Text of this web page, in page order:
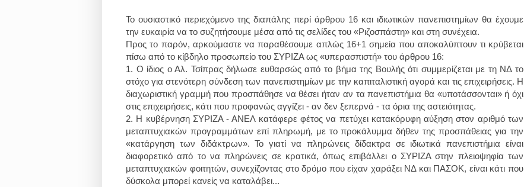
Το ουσιαστικό περιεχόμενο της διαπάλης περί άρθρου 16 και ιδιωτικών πανεπιστημίων θα έχουμε
την ευκαιρία να το συζητήσουμε μέσα από τις σελίδες του «Ριζοσπάστη» και στη συνέχεια.
Προς το παρόν, αρκούμαστε να παραθέσουμε απλώς 16+1 σημεία που αποκαλύπτουν τι κρύβεται
πίσω από το κίβδηλο προσωπείο του ΣΥΡΙΖΑ ως «υπερασπιστή» του άρθρου 16:
1. Ο ίδιος ο Αλ. Τσίπρας δήλωσε ευθαρσώς από το βήμα της Βουλής ότι συμμερίζεται με τη ΝΔ το
στόχο για στενότερη σύνδεση των πανεπιστημίων με την καπιταλιστική αγορά και τις επιχειρήσεις. Η
διαχωριστική γραμμή που προσπάθησε να θέσει ήταν αν τα πανεπιστήμια θα «υποτάσσονται» ή όχι
στις επιχειρήσεις, κάτι που προφανώς αγγίζει - αν δεν ξεπερνά - τα όρια της αστειότητας.
2. Η κυβέρνηση ΣΥΡΙΖΑ - ΑΝΕΛ κατάφερε φέτος να πετύχει κατακόρυφη αύξηση στον αριθμό των
μεταπτυχιακών προγραμμάτων επί πληρωμή, με το προκάλυμμα δήθεν της προσπάθειας για την
«κατάργηση των διδάκτρων». Το γιατί να πληρώνεις δίδακτρα σε ιδιωτικά πανεπιστήμια είναι
διαφορετικό από το να πληρώνεις σε κρατικά, όπως επιβάλλει ο ΣΥΡΙΖΑ στην πλειοψηφία των
μεταπτυχιακών φοιτητών, συνεχίζοντας στο δρόμο που είχαν χαράξει ΝΔ και ΠΑΣΟΚ, είναι κάτι που
δύσκολα μπορεί κανείς να καταλάβει...